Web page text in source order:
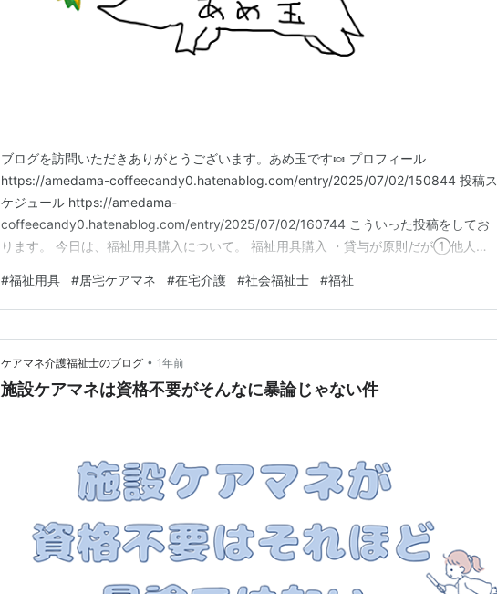
ブログを訪問いただきありがとうございます。あめ玉です🍬 プロフィール
https://amedama-coffeecandy0.hatenablog.com/entry/2025/07/02/150844 投稿ス
ケジュール https://amedama-
coffeecandy0.hatenablog.com/entry/2025/07/02/160744 こういった投稿をしてお
ります。 今日は、福祉用具購入について。 福祉用具購入 ・貸与が原則だが①他人が
態・品質が変化し、再度利用できないもの は購入が可能 ・支給され…
#福祉用具 #居宅ケアマネ #在宅介護 #社会福祉士 #福祉
ケアマネ介護福祉士のブログ • 1年前
施設ケアマネは資格不要がそんなに暴論じゃない件